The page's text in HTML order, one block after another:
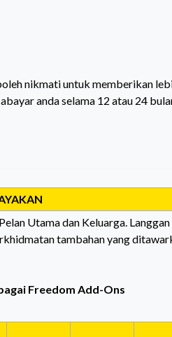
nikmati untuk memberikan
anda selama 12 atau 24
Pelan Utama dan Keluarga. Langgan
tambahan yang
Freedom Add-Ons